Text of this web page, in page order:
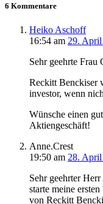
6 Kommentare
Heiko Aschoff
16:54 am 29.
Sehr geehrte Frau
Reckitt Benckiser
investor, wenn
Wünsche einen
Aktiengeschäft!
Anne.Crest
19:50 am 28.
Sehr geehrter
starte meine
von Reckitt